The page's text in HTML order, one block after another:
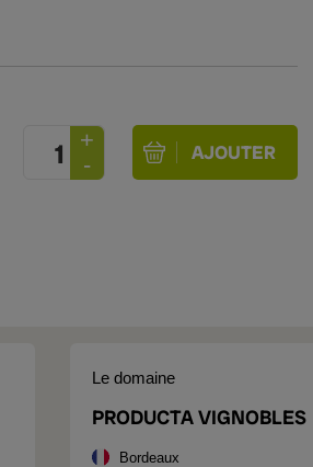
Le domaine
PRODUCTA VIGNOBLES
Bordeaux